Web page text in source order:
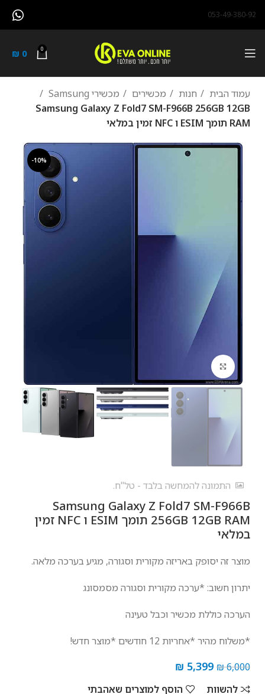
053-49-380-92
0
₪ 0
עמוד הבית חנות מכשירים
מכשירי Samsung
Samsung Galaxy Z Fold7 SM-F966B 256GB 12GB
RAM תומך ESIM ו NFC זמין במלאי
-10%
לחץ להגדלה
התמונה להמחשה בלבד - טל"ח.
Samsung Galaxy Z Fold7 SM-F966B
256GB 12GB RAM תומך ESIM ו NFC זמין
במלאי
מוצר זה יסופק באריזה מקורית וסגורה, מגיע בערכה מלאה.
יתרון חשוב: *ערכה מקורית וסגורה מסמסונג
הערכה כוללת מכשיר וכבל טעינה
*משלוח מהיר *אחריות 12 חודשים *מוצר חדש!
₪6,000
₪ 5,399
להשוות
הוסף למוצרים שאהבתי